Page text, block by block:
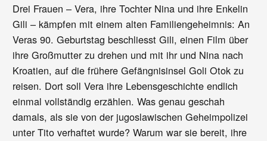
Drei Frauen – Vera, ihre Tochter Nina und ihre Enkelin
Gili – kämpfen mit einem alten Familiengeheimnis: An
Veras 90. Geburtstag beschliesst Gili, einen Film über
ihre Großmutter zu drehen und mit ihr und Nina nach
Kroatien, auf die frühere Gefängnisinsel Goli Otok zu
reisen. Dort soll Vera ihre Lebensgeschichte endlich
einmal vollständig erzählen. Was genau geschah
damals, als sie von der jugoslawischen Geheimpolizei
unter Tito verhaftet wurde? Warum war sie bereit, ihre